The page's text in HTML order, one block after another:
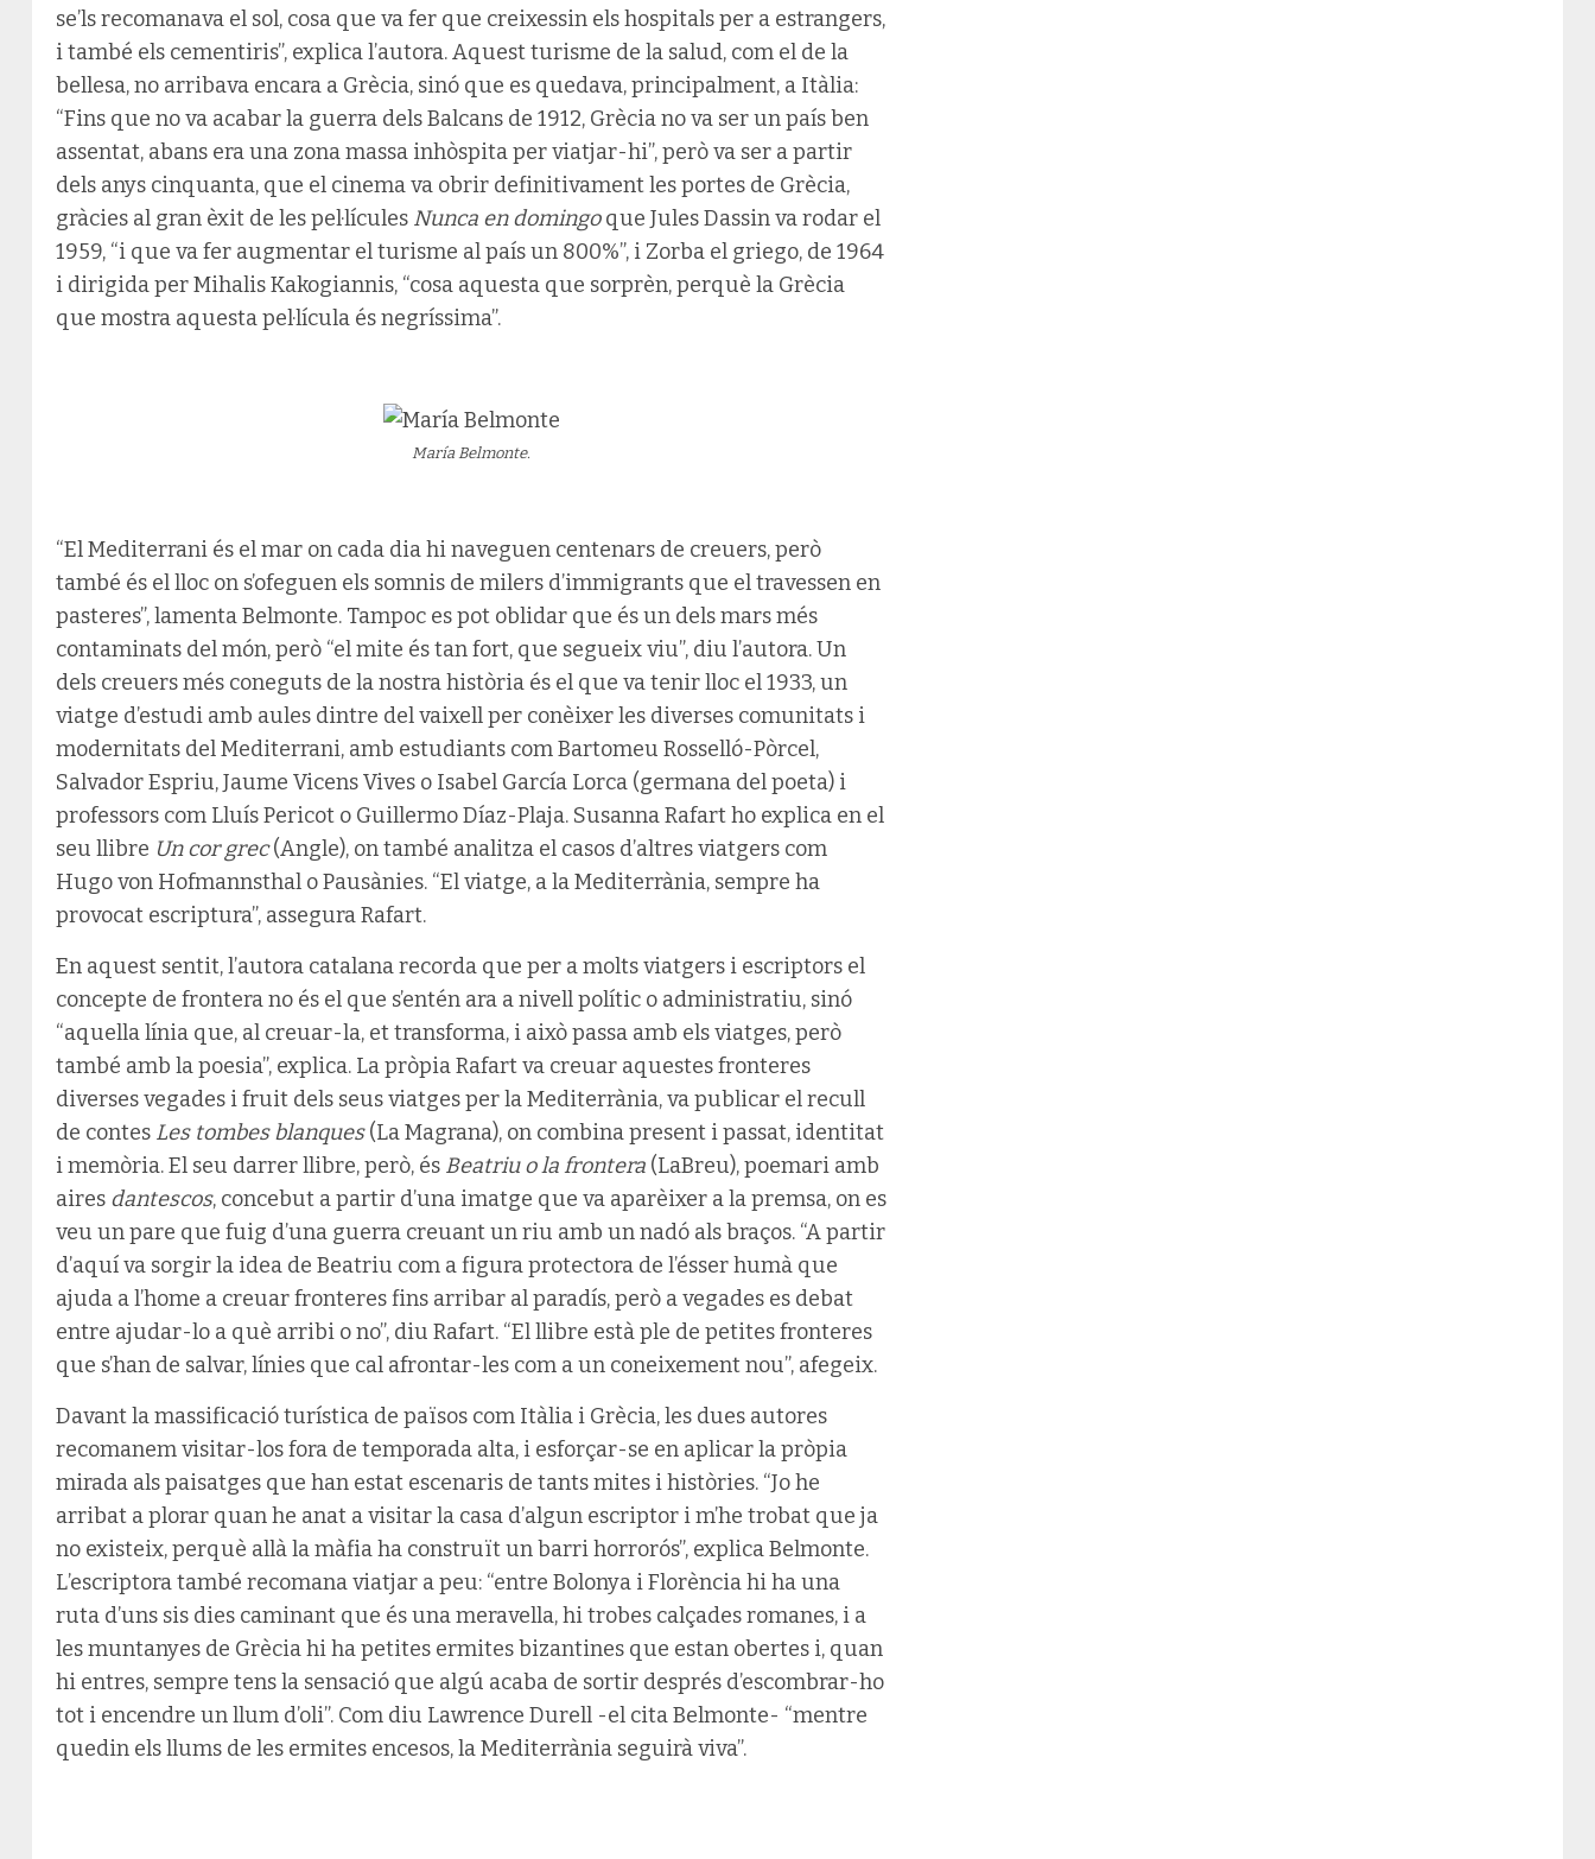
se’ls recomanava el sol, cosa que va fer que creixessin els hospitals per a estrangers,
i també els cementiris”, explica l’autora. Aquest turisme de la salud, com el de la
bellesa, no arribava encara a Grècia, sinó que es quedava, principalment, a Itàlia:
“Fins que no va acabar la guerra dels Balcans de 1912, Grècia no va ser un país ben
assentat, abans era una zona massa inhòspita per viatjar-hi”, però va ser a partir
dels anys cinquanta, que el cinema va obrir definitivament les portes de Grècia,
gràcies al gran èxit de les pel·lícules Nunca en domingoque Jules Dassin va rodar el
1959, “i que va fer augmentar el turisme al país un 800%”, i Zorba el griego, de 1964
i dirigida per Mihalis Kakogiannis, “cosa aquesta que sorprèn, perquè la Grècia
que mostra aquesta pel·lícula és negríssima”.
María Belmonte.
“El Mediterrani és el mar on cada dia hi naveguen centenars de creuers, però
també és el lloc on s’ofeguen els somnis de milers d’immigrants que el travessen en
pasteres”, lamenta Belmonte. Tampoc es pot oblidar que és un dels mars més
contaminats del món, però “el mite és tan fort, que segueix viu”, diu l’autora. Un
dels creuers més coneguts de la nostra història és el que va tenir lloc el 1933, un
viatge d’estudi amb aules dintre del vaixell per conèixer les diverses comunitats i
modernitats del Mediterrani, amb estudiants com Bartomeu Rosselló-Pòrcel,
Salvador Espriu, Jaume Vicens Vives o Isabel García Lorca (germana del poeta) i
professors com Lluís Pericot o Guillermo Díaz-Plaja. Susanna Rafart ho explica en el
seu llibre Un cor grec(Angle), on també analitza el casos d’altres viatgers com
Hugo von Hofmannsthal o Pausànies. “El viatge, a la Mediterrània, sempre ha
provocat escriptura”, assegura Rafart.
En aquest sentit, l’autora catalana recorda que per a molts viatgers i escriptors el
concepte de frontera no és el que s’entén ara a nivell polític o administratiu, sinó
“aquella línia que, al creuar-la, et transforma, i això passa amb els viatges, però
també amb la poesia”, explica. La pròpia Rafart va creuar aquestes fronteres
diverses vegades i fruit dels seus viatges per la Mediterrània, va publicar el recull
de contes Les tombes blanques(La Magrana), on combina present i passat, identitat
i memòria. El seu darrer llibre, però, és Beatriu o la frontera (LaBreu), poemari amb
aires dantescos, concebut a partir d’una imatge que va aparèixer a la premsa, on es
veu un pare que fuig d’una guerra creuant un riu amb un nadó als braços. “A partir
d’aquí va sorgir la idea de Beatriu com a figura protectora de l’ésser humà que
ajuda a l’home a creuar fronteres fins arribar al paradís, però a vegades es debat
entre ajudar-lo a què arribi o no”, diu Rafart. “El llibre està ple de petites fronteres
que s’han de salvar, línies que cal afrontar-les com a un coneixement nou”, afegeix.
Davant la massificació turística de països com Itàlia i Grècia, les dues autores
recomanem visitar-los fora de temporada alta, i esforçar-se en aplicar la pròpia
mirada als paisatges que han estat escenaris de tants mites i històries. “Jo he
arribat a plorar quan he anat a visitar la casa d’algun escriptor i m’he trobat que ja
no existeix, perquè allà la màfia ha construït un barri horrorós”, explica Belmonte.
L’escriptora també recomana viatjar a peu: “entre Bolonya i Florència hi ha una
ruta d’uns sis dies caminant que és una meravella, hi trobes calçades romanes, i a
les muntanyes de Grècia hi ha petites ermites bizantines que estan obertes i, quan
hi entres, sempre tens la sensació que algú acaba de sortir després d’escombrar-ho
tot i encendre un llum d’oli”. Com diu Lawrence Durell -el cita Belmonte- “mentre
quedin els llums de les ermites encesos, la Mediterrània seguirà viva”.